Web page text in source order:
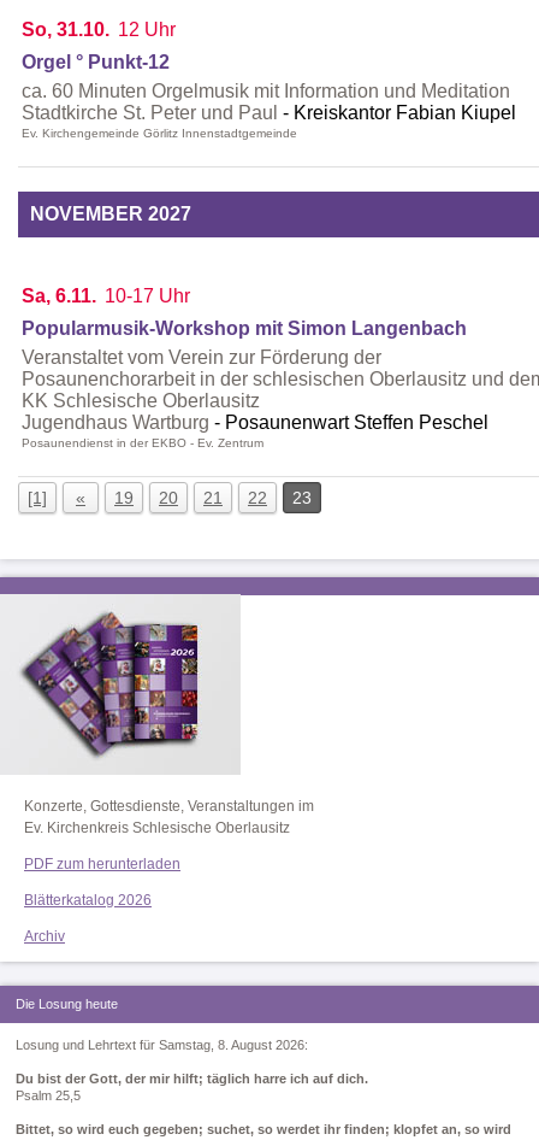
So, 31.10. 12 Uhr
Orgel ° Punkt-12
ca. 60 Minuten Orgelmusik mit Information und Meditation
Stadtkirche St. Peter und Paul
Kreiskantor Fabian Kiupel
Ev. Kirchengemeinde Görlitz Innenstadtgemeinde
NOVEMBER 2027
Sa, 6.11. 10-17 Uhr
Popularmusik-Workshop mit Simon Langenbach
Veranstaltet vom Verein zur Förderung der
Posaunenchorarbeit in der schlesischen Oberlausitz und
KK Schlesische Oberlausitz
Jugendhaus Wartburg
Posaunenwart Steffen Peschel
Posaunendienst in der EKBO - Ev. Zentrum
[1] « 19 20 21 22 23
Konzerte, Gottesdienste, Veranstaltungen im
Ev. Kirchenkreis Schlesische Oberlausitz
PDF zum herunterladen
Blätterkatalog 2026
Archiv
Die Losung heute
Losung und Lehrtext für Samstag, 8. August 2026:
Du bist der Gott, der mir hilft; täglich harre ich auf dich.
Psalm 25,5
Bittet, so wird euch gegeben; suchet, so werdet ihr finden; klopfet an, so wird